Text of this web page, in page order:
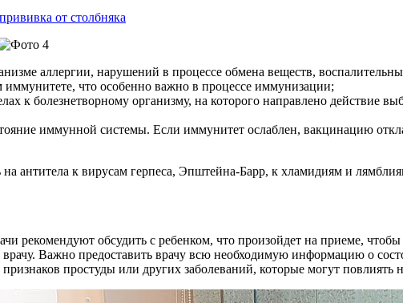
от столбняка
аллергии, нарушений в процессе обмена веществ,
что особенно важно в процессе иммунизации;
к болезнетворному организму, на которого направлено действие
иммунной системы. Если иммунитет ослаблен, вакцинацию
антитела к вирусам герпеса, Эпштейна-Барр, к хламидиям и
рекомендуют обсудить с ребенком, что произойдет на приеме,
Важно предоставить врачу всю необходимую информацию о
простуды или других заболеваний, которые могут повлиять